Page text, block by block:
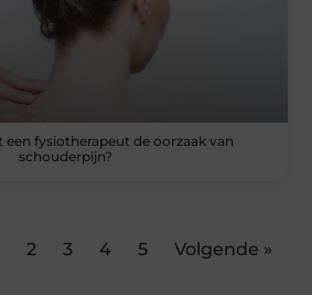
een fysiotherapeut de oorzaak van
schouderpijn?
2 3 4 5 Volgende »